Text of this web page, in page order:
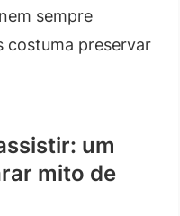
sempre
costuma preservar
um
mito de